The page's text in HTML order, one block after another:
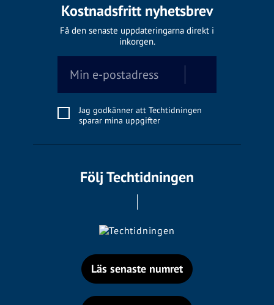
Kostnadsfritt nyhetsbrev
Få den senaste uppdateringarna direkt i
inkorgen.
Jag godkänner att Techtidningen
sparar mina uppgifter
Följ Techtidningen
Läs senaste numret